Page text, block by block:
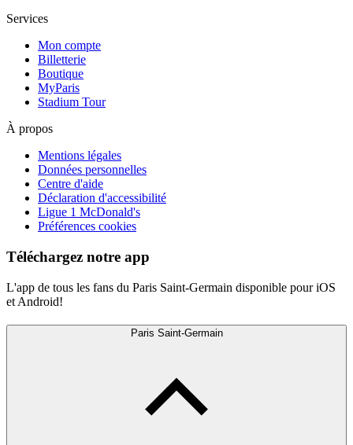
Services
Mon compte
Billetterie
Boutique
MyParis
Stadium Tour
À propos
Mentions légales
Données personnelles
Centre d'aide
Déclaration d'accessibilité
Ligue 1 McDonald's
Préférences cookies
Téléchargez notre app
L'app de tous les fans du Paris Saint-Germain disponible pour iOS
et Android!
Paris Saint-Germain